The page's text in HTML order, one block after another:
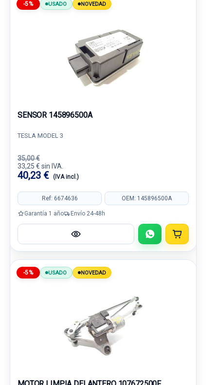
-5% USADO NOVEDAD
SENSOR 145896500A
TESLA MODEL 3
35,00 €
33,25 € sin IVA.
40,23 € (IVA incl.)
Ref: 6674636 OEM: 145896500A
Garantía 1 año Envío 24-48h
-5% USADO NOVEDAD